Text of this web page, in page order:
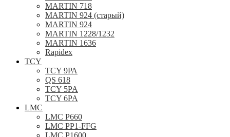
MARTIN 718
MARTIN 924 (старый)
MARTIN 924
MARTIN 1228/1232
MARTIN 1636
Rapidex
TCY
TCY 9РА
QS 618
TCY 5PA
TCY 6PA
LMC
LMC P660
LMC PP1-FFG
LMC P1600